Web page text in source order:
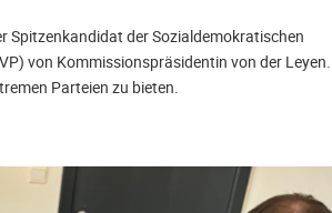
Spitzenkandidat der Sozialdemokratischen
von Kommissionspräsidentin von der Leyen.
Parteien zu bieten.